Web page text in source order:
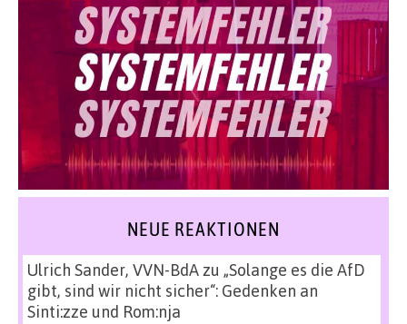
NEUE REAKTIONEN
Ulrich Sander, VVN-BdAzu „Solange es die AfD
gibt, sind wir nicht sicher“: Gedenken an
Sinti:zze und Rom:nja